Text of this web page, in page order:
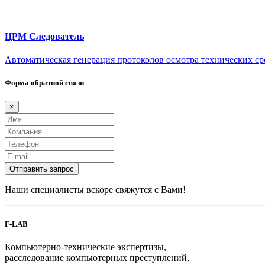
ЦРМ Следователь
Автоматическая генерация протоколов осмотра технических
Форма обратной связи
×
Отправить запрос
Наши специалисты вскоре свяжутся с Вами!
F-LAB
Компьютерно-технические экспертизы,
расследование компьютерных преступлений,